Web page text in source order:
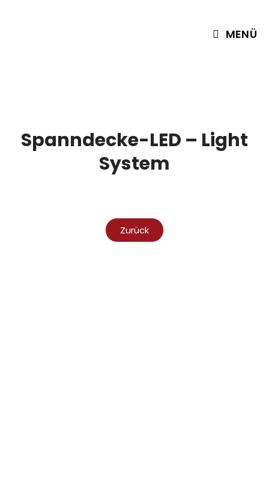
MENÜ
Spanndecke-LED – Light
System
Zurück